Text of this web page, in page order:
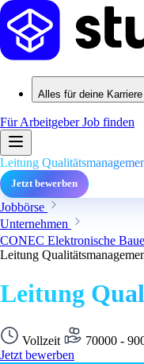
Alles für deine Karriere
Für ArbeitgeberJob finden
Leitung
Jetzt bewerben
Jobbörse
Unternehmen
CONEC Elektronische
Leitung
Leitung
Vollzeit 70000 -
Jetzt bewerben